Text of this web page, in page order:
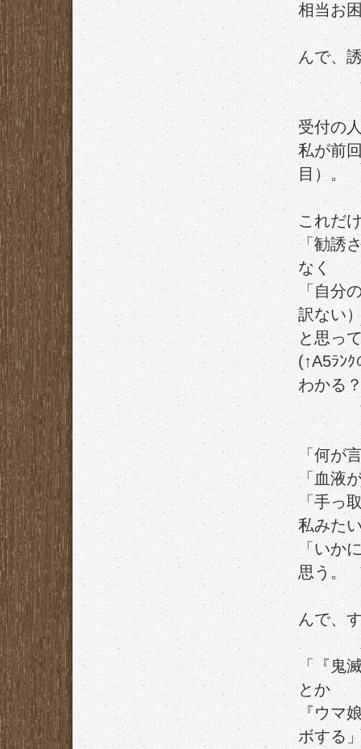
相当お
んで、
受付の
私が前
目）。
これだ
「勧誘
なく
「自分
訳ない
と思っ
(↑A5ﾗﾝ
わかる
「何が
「血液
「手っ
私みた
「いか
思う。
んで、
「『鬼
とか
『ウマ
ボする